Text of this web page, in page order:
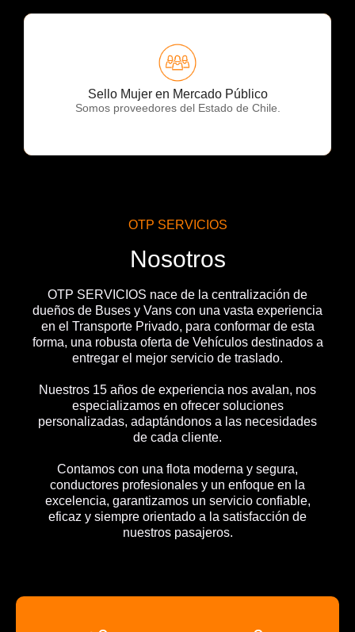
Sello Mujer en Mercado Público
Somos proveedores del Estado de Chile.
OTP Servicios
OTP SERVICIOS
Nosotros
OTP SERVICIOS nace de la centralización de
dueños de Buses y Vans con una vasta experiencia
en el Transporte Privado, para conformar de esta
forma, una robusta oferta de Vehículos destinados a
entregar el mejor servicio de traslado.
Nuestros 15 años de experiencia nos avalan, nos
especializamos en ofrecer soluciones
personalizadas, adaptándonos a las necesidades
de cada cliente.
Contamos con una flota moderna y segura,
conductores profesionales y un enfoque en la
excelencia, garantizamos un servicio confiable,
eficaz y siempre orientado a la satisfacción de
nuestros pasajeros.